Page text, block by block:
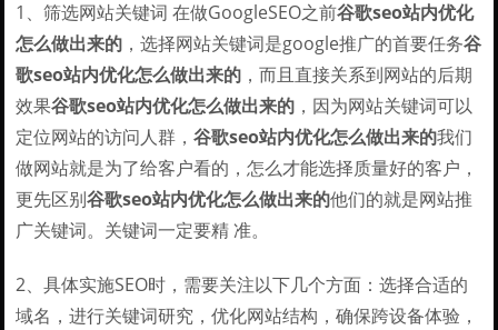
1、筛选网站关键词 在做GoogleSEO之前谷歌seo站内优化
怎么做出来的 ，选择网站关键词是google推广的首要任务谷
歌seo站内优化怎么做出来的 ，而且直接关系到网站的后期
效果谷歌seo站内优化怎么做出来的 ，因为网站关键词可以
定位网站的访问人群，谷歌seo站内优化怎么做出来的我们
做网站就是为了给客户看的，怎么才能选择质量好的客户，
更先区别谷歌seo站内优化怎么做出来的他们的就是网站推
广关键词。关键词一定要精 准。
2、具体实施SEO时，需要关注以下几个方面：选择合适的
域名，进行关键词研究，优化网站结构，确保跨设备体验，